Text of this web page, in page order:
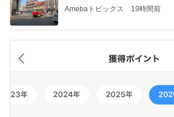
Amebaトピックス 19時間前